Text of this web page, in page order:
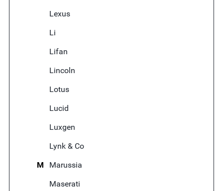
Lexus
Li
Lifan
Lincoln
Lotus
Lucid
Luxgen
Lynk & Co
M
Marussia
Maserati